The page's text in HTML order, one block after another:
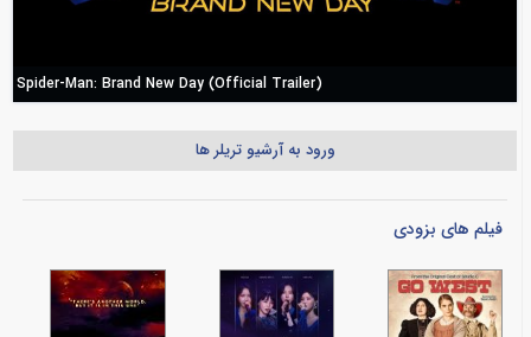
Spider-Man: Brand New Day (Official Trailer)
ورود به آرشیو تریلر ها
فیلم های بزودی